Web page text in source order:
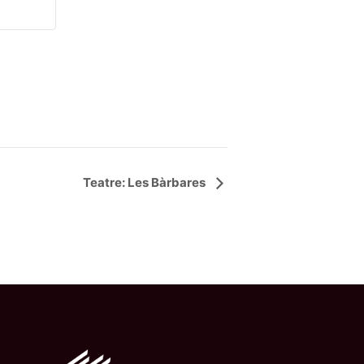
Teatre: Les Bàrbares